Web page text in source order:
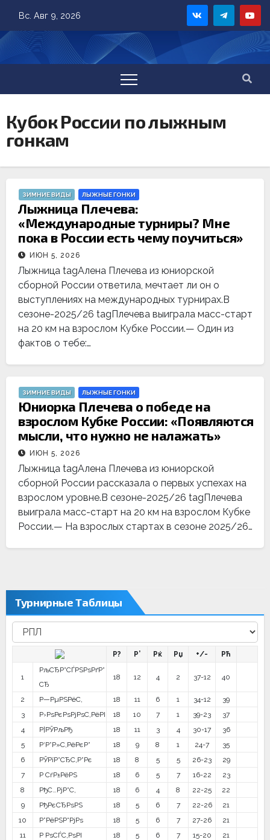
content
Вс. Авг 9, 2026
Кубок России по лыжным
гонкам
ЗИМНИЕ ВИДЫ ЛЫЖНЫЕ ГОНКИ
Лыжница Плечева:
«Международные турниры? Мне
пока в России есть чему поучиться»
ИЮН 5, 2026
Лыжница tagАлена Плечева из юниорской
сборной России ответила, мечтает ли он о
выступлениях на международных турнирах.В
сезоне-2025/26 tagПлечева выиграла масс-старт
на 20 км на взрослом Кубке России.— Один из
фактов о тебе:…
ЗИМНИЕ ВИДЫ ЛЫЖНЫЕ ГОНКИ
Юниорка Плечева о победе на
взрослом Кубке России: «Появляются
мысли, что нужно не налажать»
ИЮН 5, 2026
Лыжница tagАлена Плечева из юниорской
сборной России рассказала о первых успехах на
взрослом уровне.В сезоне-2025/26 tagПлечева
выиграла масс-старт на 20 км на взрослом Кубке
России.— На взрослых стартах в сезоне 2025/26…
Турнирные Таблицы
Р? Р’ Рќ Рџ +/- Рћ
1
РљСЂР°СЃРЅРѕРґР°
СЂ
18 12 4 2 37-12 40
2 Р—РµРЅРёС‚ 18 11 6 1 34-12
39
3
Р›РѕРєРѕРјРѕС‚РёРІ 18 10 7 1 39-23
37
4
Р¦РЎРљРђ 18 11 3 4 30-17
36
5
Р‘Р°Р»С‚РёРєР° 18 9 8 1 24-7
35
6
РЎРїР°СЂС‚Р°Рє 18 8 5 5 26-23
29
7
Р СѓР±РёРЅ 18 6 5 7 16-22
23
8
РђС…РјР°С‚ 18 6 4 8 22-25
22
9
РђРєСЂРѕРЅ 18 5 6 7 22-26
21
10
Р”РёРЅР°РјРѕ 18 5 6 7 27-26
21
11
Р РѕСЃС‚РѕРІ 18 5 6 7 15-20 21